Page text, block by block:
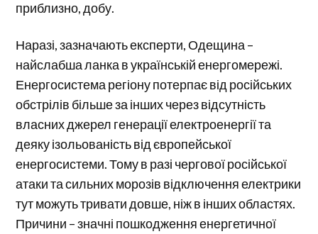
приблизно, добу.
Наразі, зазначають експерти, Одещина –
найслабша ланка в українській енергомережі.
Енергосистема регіону потерпає від російських
обстрілів більше за інших через відсутність
власних джерел генерації електроенергії та
деяку ізольованість від європейської
енергосистеми. Тому в разі чергової російської
атаки та сильних морозів відключення електрики
тут можуть тривати довше, ніж в інших областях.
Причини – значні пошкодження енергетичної